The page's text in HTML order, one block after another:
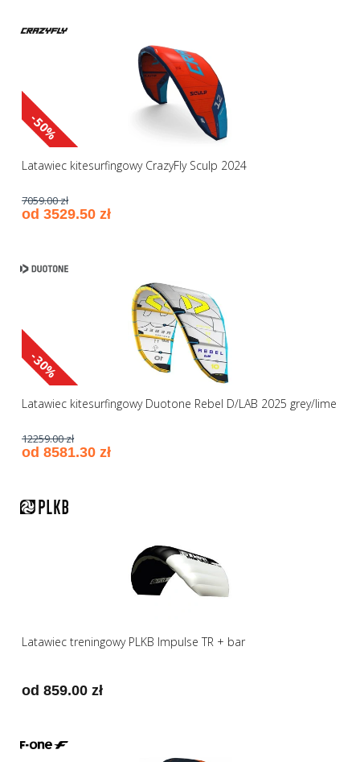
-50%
Latawiec kitesurfingowy CrazyFly Sculp 2024
7059.00 zł
od 3529.50 zł
-30%
Latawiec kitesurfingowy Duotone Rebel D/LAB 2025 grey/lime
12259.00 zł
od 8581.30 zł
Latawiec treningowy PLKB Impulse TR + bar
od 859.00 zł